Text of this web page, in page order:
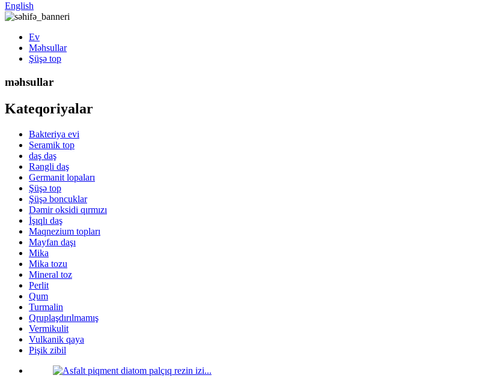
English
Ev
Məhsullar
Şüşə top
məhsullar
Kateqoriyalar
Bakteriya evi
Seramik top
daş daş
Rəngli daş
Germanit lopaları
Şüşə top
Şüşə boncuklar
Dəmir oksidi qırmızı
İşıqlı daş
Maqnezium topları
Mayfan daşı
Mika
Mika tozu
Mineral toz
Perlit
Qum
Turmalin
Qruplaşdırılmamış
Vermikulit
Vulkanik qaya
Pişik zibil